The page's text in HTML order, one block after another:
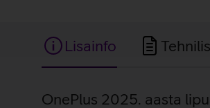
Lisainfo
OnePlus 2025. aasta